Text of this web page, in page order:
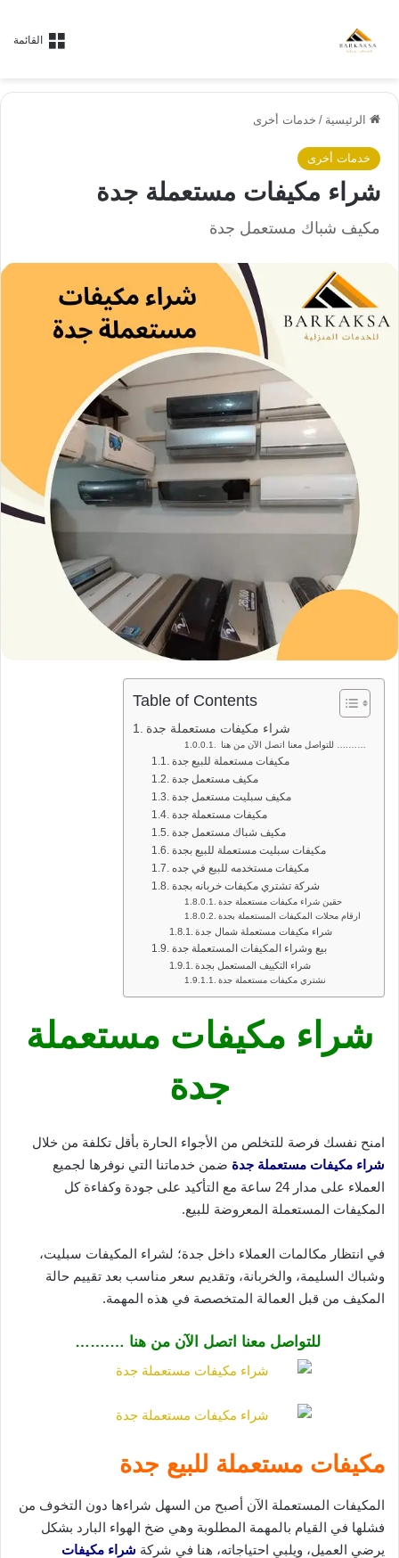
القائمة
الرئيسية / خدمات أخرى
خدمات أخرى
شراء مكيفات مستعملة جدة
مكيف شباك مستعمل جدة
Table of Contents
شراء مكيفات مستعملة جدة
مكيفات مستعملة للبيع جدة
مكيف مستعمل جدة
مكيف سبليت مستعمل جدة
مكيفات مستعملة جدة
مكيف شباك مستعمل جدة
مكيفات سبليت مستعملة للبيع بجدة
مكيفات مستخدمه للبيع في جده
شركة تشتري مكيفات خربانه بجدة
حقين شراء مكيفات مستعملة جدة
ارقام محلات المكيفات المستعملة بجدة
شراء مكيفات مستعملة شمال جدة
بيع وشراء المكيفات المستعملة جدة
شراء التكييف المستعمل بجدة
نشتري مكيفات مستعملة جدة
شراء مكيفات مستعملة
جدة
امنح نفسك فرصة للتخلص من الأجواء الحارة بأقل تكلفة من خلال
شراء مكيفات مستعملة جدة ضمن خدماتنا التي نوفرها لجميع
العملاء على مدار 24 ساعة مع التأكيد على جودة وكفاءة كل
المكيفات المستعملة المعروضة للبيع.
في انتظار مكالمات العملاء داخل جدة؛ لشراء المكيفات سبليت،
وشباك السليمة، والخربانة، وتقديم سعر مناسب بعد تقييم حالة
المكيف من قبل العمالة المتخصصة في هذه المهمة.
للتواصل معنا اتصل الآن من هنا ….……
مكيفات مستعملة للبيع جدة
المكيفات المستعملة الآن أصبح من السهل شراءها دون التخوف من
فشلها في القيام بالمهمة المطلوبة وهي ضخ الهواء البارد بشكل
يرضي العميل، ويلبي احتياجاته، هنا في شركة شراء مكيفات